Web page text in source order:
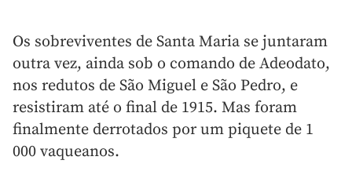
Os sobreviventes de Santa Maria se juntaram
outra vez, ainda sob o comando de Adeodato,
nos redutos de São Miguel e São Pedro, e
resistiram até o final de 1915. Mas foram
finalmente derrotados por um piquete de 1
000 vaqueanos.